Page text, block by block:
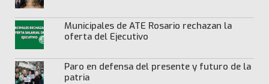
Municipales de ATE Rosario rechazan la
oferta del Ejecutivo
Paro en defensa del presente y futuro de la
patria